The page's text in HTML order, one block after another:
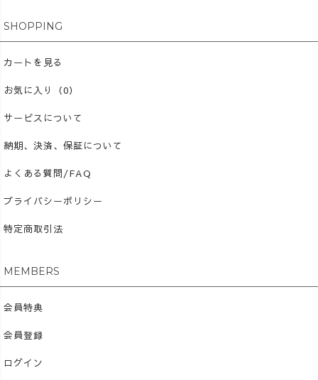
く、学校やクラス単位で使え
る教材づくりにも少しずつ取
り組んでいきます。 子ど
地域をもっと好きになる。 そ
を通して届けていけたら嬉し
木染め #自由研究 #夏休み工
SHOPPING
カートを見る
お気に入り（0）
サービスについて
納期、決済、保証について
よくある質問/FAQ
プライバシーポリシー
特定商取引法
MEMBERS
会員特典
会員登録
ログイン